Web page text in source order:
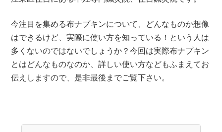
今注目を集める布ナプキンについて、どんなものか想像
はできるけど、実際に使い方を知っている！という人は
多くないのではないでしょうか？今回は実際布ナプキン
とはどんなものなのか、詳しい使い方などもふまえてお
伝えしますので、是非最後までご覧下さい。